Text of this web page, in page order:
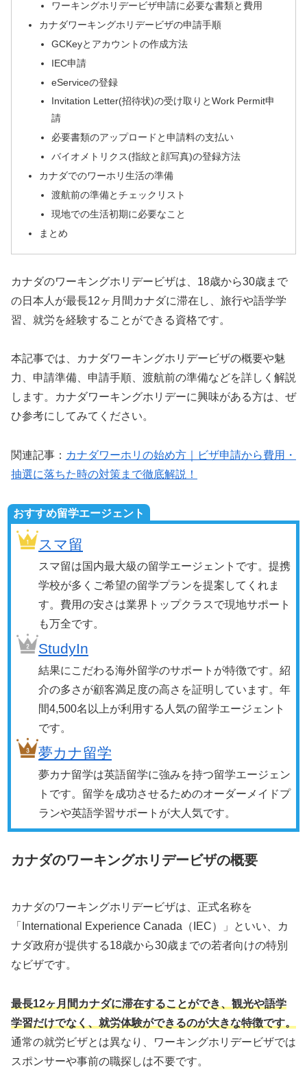
ワーキングホリデービザ申請に必要な書類と費用
カナダワーキングホリデービザの申請手順
GCKeyとアカウントの作成方法
IEC申請
eServiceの登録
Invitation Letter(招待状)の受け取りとWork Permit申
請
必要書類のアップロードと申請料の支払い
バイオメトリクス(指紋と顔写真)の登録方法
カナダでのワーホリ生活の準備
渡航前の準備とチェックリスト
現地での生活初期に必要なこと
まとめ
カナダのワーキングホリデービザは、18歳から30歳まで
の日本人が最長12ヶ月間カナダに滞在し、旅行や語学学
習、就労を経験することができる資格です。
本記事では、カナダワーキングホリデービザの概要や魅
力、申請準備、申請手順、渡航前の準備などを詳しく解説
します。カナダワーキングホリデーに興味がある方は、ぜ
ひ参考にしてみてください。
関連記事： カナダワーホリの始め方｜ビザ申請から費用・
抽選に落ちた時の対策まで徹底解説！
おすすめ留学エージェント
スマ留
スマ留は国内最大級の留学エージェントです。提携
学校が多くご希望の留学プランを提案してくれま
す。費用の安さは業界トップクラスで現地サポート
も万全です。
StudyIn
結果にこだわる海外留学のサポートが特徴です。紹
介の多さが顧客満足度の高さを証明しています。年
間4,500名以上が利用する人気の留学エージェント
です。
夢カナ留学
夢カナ留学は英語留学に強みを持つ留学エージェン
トです。留学を成功させるためのオーダーメイドプ
ランや英語学習サポートが大人気です。
カナダのワーキングホリデービザの概要
カナダのワーキングホリデービザは、正式名称を
「International Experience Canada（IEC）」といい、カ
ナダ政府が提供する18歳から30歳までの若者向けの特別
なビザです。
最長12ヶ月間カナダに滞在することができ、観光や語学
学習だけでなく、就労体験ができるのが大きな特徴です。
通常の就労ビザとは異なり、ワーキングホリデービザでは
スポンサーや事前の職探しは不要です。